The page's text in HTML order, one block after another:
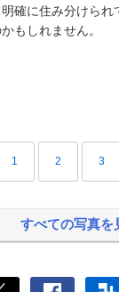
確に住み分けら
もしれません。
1 2 3
すべての写真を